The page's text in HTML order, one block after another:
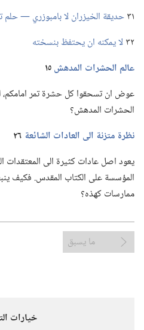
٣١حديقة الخيزران لا بامبوزري —‏
٣٢لا يمكنه ان يحتفظ بنسخته
عالم الحشرات المدهش١٥
عوض ان تسحقوا كل حشرة تمر امامكم،‏
الحشرات المدهش؟‏
نظرة متزنة الى العادات الشائعة ٢٦
يعود اصل عادات كثيرة الى المعتقدات
المؤسسة على الكتاب المقدس.‏ فكيف
ممارسات كهذه؟‏
ما يسبق
خيارات